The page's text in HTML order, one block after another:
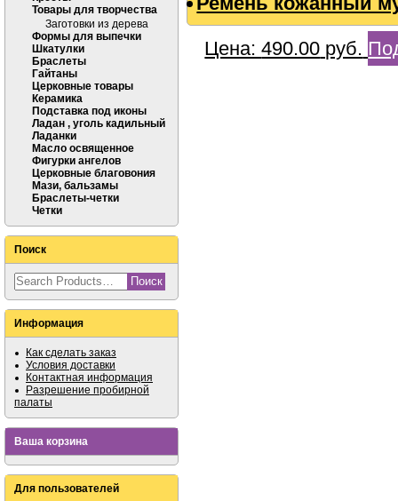
Товары для творчества
Заготовки из дерева
Формы для выпечки
Шкатулки
Браслеты
Гайтаны
Церковные товары
Керамика
Подставка под иконы
Ладан , уголь кадильный
Ладанки
Масло освященное
Фигурки ангелов
Церковные благовония
Мази, бальзамы
Браслеты-четки
Четки
Поиск
Информация
Как сделать заказ
Условия доставки
Контактная информация
Разрешение пробирной
палаты
Ваша корзина
Для пользователей
Цена:490.00 руб.